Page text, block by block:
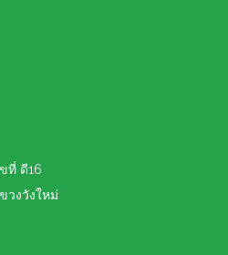
ที่ ดี16
วงวังใหม่